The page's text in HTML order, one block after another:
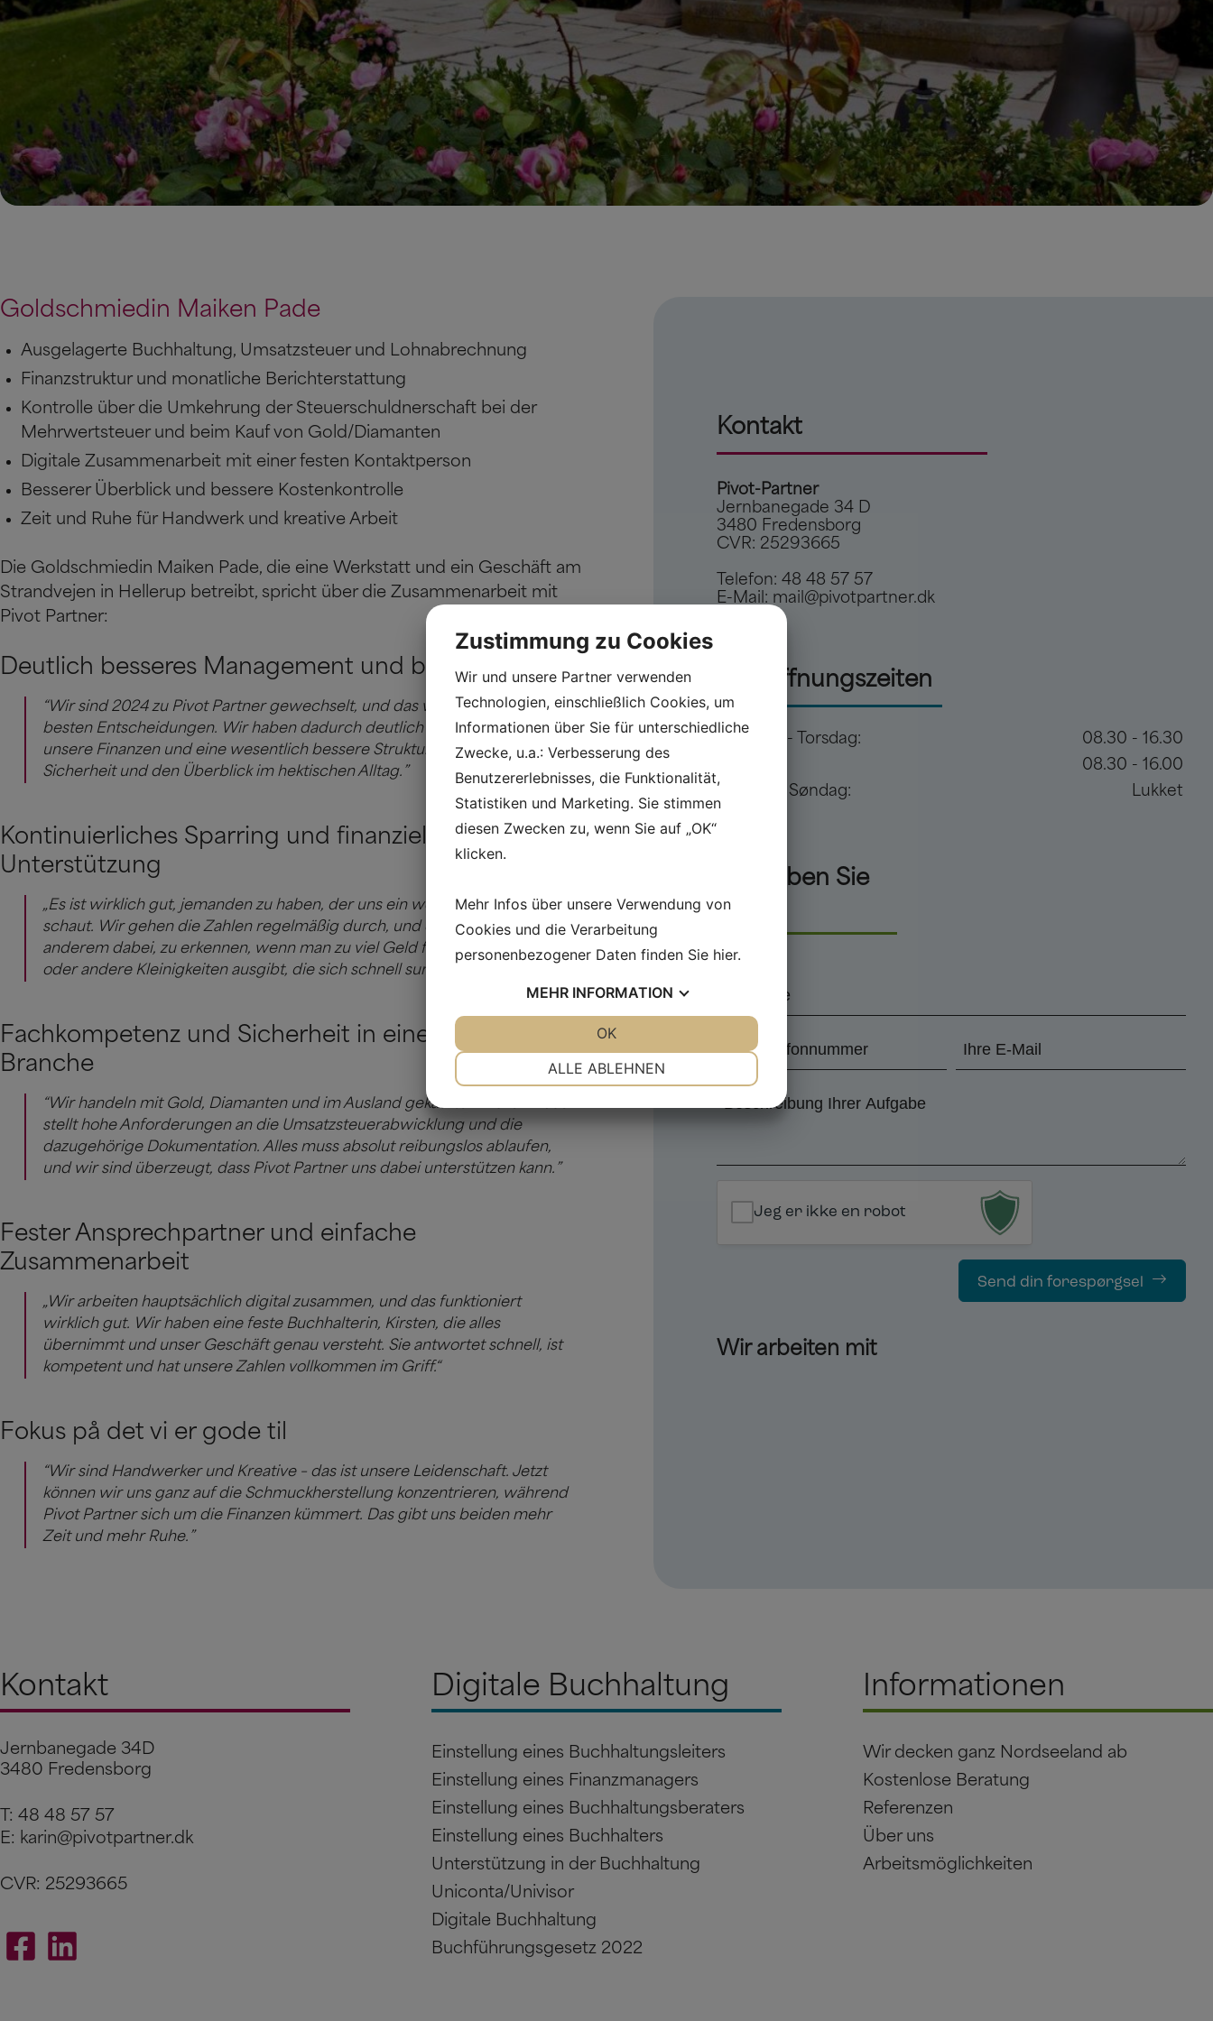
Goldschmiedin Maiken Pade
Ausgelagerte Buchhaltung, Umsatzsteuer und Lohnabrechnung
Finanzstruktur und monatliche Berichterstattung
Kontrolle über die Umkehrung der Steuerschuldnerschaft bei der
Mehrwertsteuer und beim Kauf von Gold/Diamanten
Digitale Zusammenarbeit mit einer festen Kontaktperson
Besserer Überblick und bessere Kostenkontrolle
Zeit und Ruhe für Handwerk und kreative Arbeit
Die Goldschmiedin Maiken Pade, die eine Werkstatt und ein Geschäft am
Strandvejen in Hellerup betreibt, spricht über die Zusammenarbeit mit
Pivot Partner:
Deutlich besseres Management und bessere Struktur
“Wir sind 2024 zu Pivot Partner gewechselt, und das war eine unserer
besten Entscheidungen. Wir haben dadurch deutlich mehr Kontrolle über
unsere Finanzen und eine wesentlich bessere Struktur. Das gibt uns
Sicherheit und den Überblick im hektischen Alltag.”
Kontinuierliches Sparring und finanzielle
Unterstützung
„Es ist wirklich gut, jemanden zu haben, der uns ein wenig auf die Finger
schaut. Wir gehen die Zahlen regelmäßig durch, und das hilft unter
anderem dabei, zu erkennen, wenn man zu viel Geld für Abonnements
oder andere Kleinigkeiten ausgibt, die sich schnell summieren.“
Fachkompetenz und Sicherheit in einer spezialisierten
Branche
“Wir handeln mit Gold, Diamanten und im Ausland gekauften Waren – das
stellt hohe Anforderungen an die Umsatzsteuerabwicklung und die
dazugehörige Dokumentation. Alles muss absolut reibungslos ablaufen,
und wir sind überzeugt, dass Pivot Partner uns dabei unterstützen kann.”
Fester Ansprechpartner und einfache
Zusammenarbeit
„Wir arbeiten hauptsächlich digital zusammen, und das funktioniert
wirklich gut. Wir haben eine feste Buchhalterin, Kirsten, die alles
übernimmt und unser Geschäft genau versteht. Sie antwortet schnell, ist
kompetent und hat unsere Zahlen vollkommen im Griff.“
Fokus på det vi er gode til
“Wir sind Handwerker und Kreative – das ist unsere Leidenschaft. Jetzt
können wir uns ganz auf die Schmuckherstellung konzentrieren, während
Pivot Partner sich um die Finanzen kümmert. Das gibt uns beiden mehr
Zeit und mehr Ruhe.”
Kontakt
Pivot-Partner
Jernbanegade 34 D
3480 Fredensborg
CVR: 25293665
Telefon: 48 48 57 57
E-Mail: mail@pivotpartner.dk
Die Öffnungszeiten
Mandag - Torsdag:
08.30 - 16.30
08.30 - 16.00
Lørdag - Søndag:
Lukket
Schreiben Sie
uns
Telefon
Beskrivelse
Jeg er ikke en robot
Send din forespørgsel
Wir arbeiten mit
Kontakt
Jernbanegade 34D
3480 Fredensborg
T: 48 48 57 57
E: karin@pivotpartner.dk
CVR: 25293665
Digitale Buchhaltung
Einstellung eines Buchhaltungsleiters
Einstellung eines Finanzmanagers
Einstellung eines Buchhaltungsberaters
Einstellung eines Buchhalters
Unterstützung in der Buchhaltung
Uniconta/Univisor
Digitale Buchhaltung
Buchführungsgesetz 2022
Informationen
Wir decken ganz Nordseeland ab
Kostenlose Beratung
Referenzen
Über uns
Arbeitsmöglichkeiten
Zustimmung zu Cookies
Wir und unsere Partner verwenden
Technologien, einschließlich Cookies, um
Informationen über Sie für unterschiedliche
Zwecke, u.a.: Verbesserung des
Benutzererlebnisses, die Funktionalität,
Statistiken und Marketing. Sie stimmen
diesen Zwecken zu, wenn Sie auf „OK“
klicken.
Mehr Infos über unsere Verwendung von
Cookies und die Verarbeitung
personenbezogener Daten finden Sie hier.
MEHR INFORMATION
MARKETING
ALLE ABLEHNEN
OK